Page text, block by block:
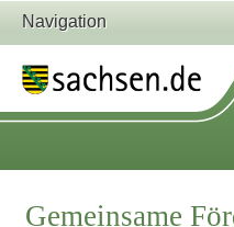
Navigation
Gemeinsame